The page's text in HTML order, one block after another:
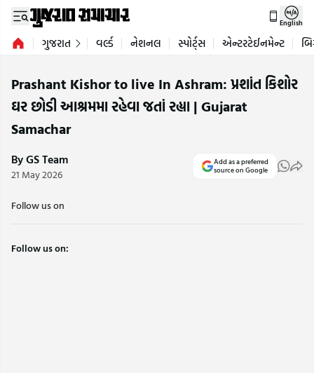
English
ગુજરાત વર્લ્ડ નેશનલ સ્પોર્ટ્સ એન્ટરટેઈનમેન્ટ
Prashant Kishor to live In Ashram: પ્રશાંત કિશોર
ઘર છોડી આશ્રમમા રહેવા જતાં રહ્યા | Gujarat
Samachar
By GS Team
21 May 2026
Add as a preferred
source on Google
Follow us on
Follow us on: